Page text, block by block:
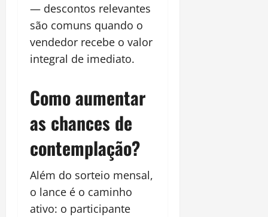
— descontos relevantes
são comuns quando o
vendedor recebe o valor
integral de imediato.
Como aumentar
as chances de
contemplação?
Além do sorteio mensal,
o lance é o caminho
ativo: o participante